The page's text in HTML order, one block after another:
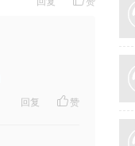
回复 赞